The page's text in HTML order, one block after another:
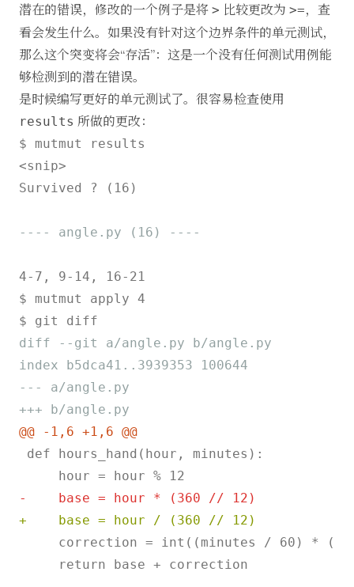
潜在的错误，修改的一个例子是将 > 比较更改为 >=，查
看会发生什么。如果没有针对这个边界条件的单元测试，
那么这个突变将会“存活”：这是一个没有任何测试用例能
够检测到的潜在错误。
是时候编写更好的单元测试了。很容易检查使用
results 所做的更改：
$ mutmut results
<snip>
Survived ? (16)
---- angle.py (16) ----
4-7, 9-14, 16-21
$ mutmut apply 4
diff --git a/angle.py b/angle.py
index b5dca41..3939353 100644
--- a/angle.py
+++ b/angle.py
@@ -1,6 +1,6 @@
def hours_hand(hour, minutes):
-    base = hour * (360 // 12)
+    base = hour / (360 // 12)
correction = int((minutes / 60) *
     return base + correction